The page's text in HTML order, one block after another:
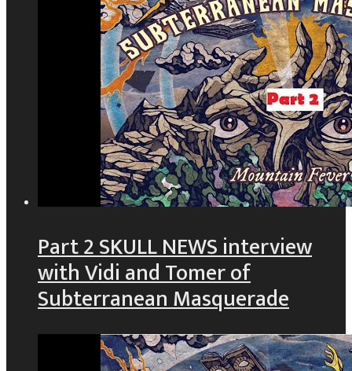
Part 2 SKULL NEWS interview
with Vidi and Tomer of
Subterranean Masquerade